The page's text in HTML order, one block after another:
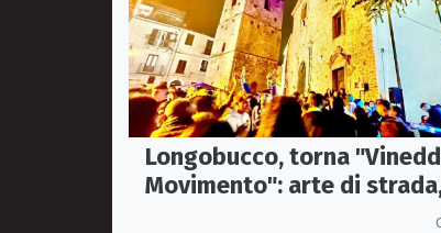
Longobucco, torna
Movimento": arte di
musica e sapori fanno